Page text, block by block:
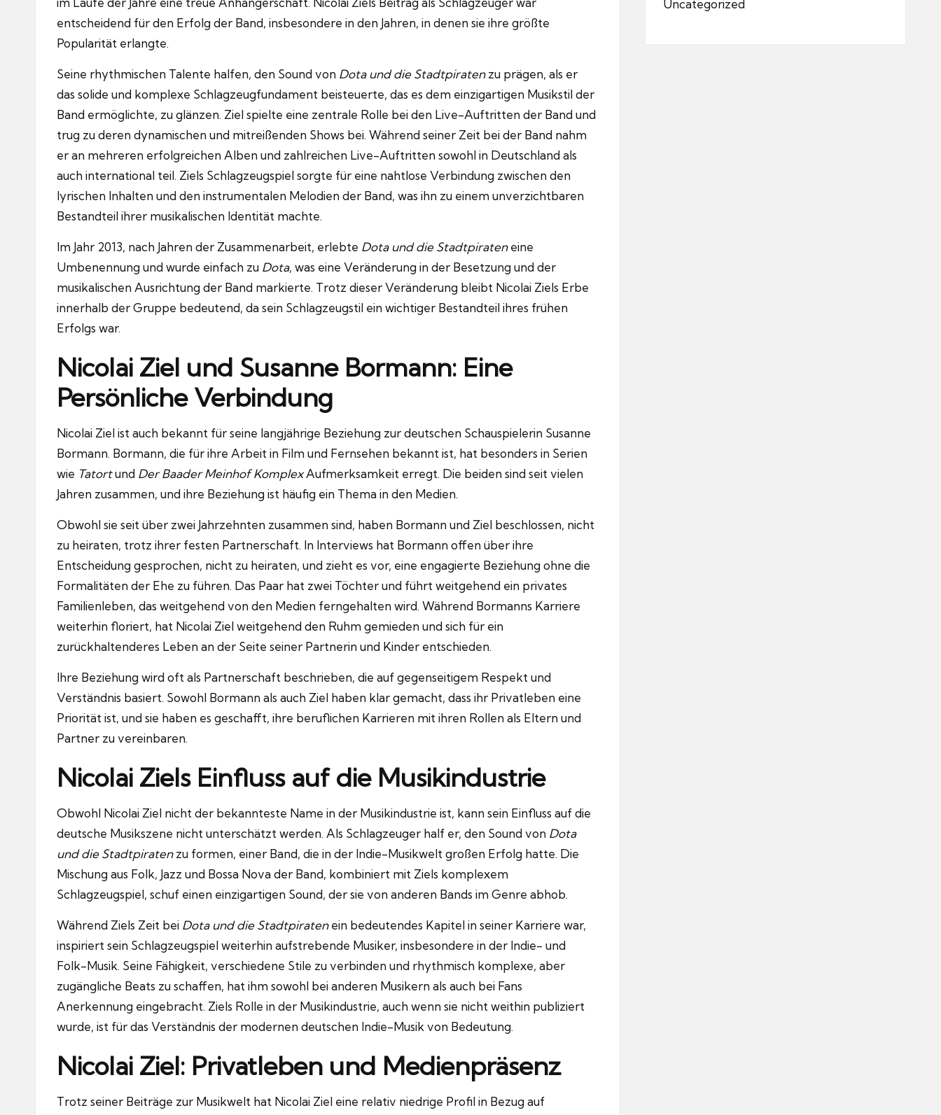
entscheidend für den Erfolg der Band, insbesondere in den Jahren, in denen sie ihre größte
Popularität erlangte.
Seine rhythmischen Talente halfen, den Sound von Dota und die Stadtpiratenzu prägen, als er
das solide und komplexe Schlagzeugfundament beisteuerte, das es dem einzigartigen Musikstil der
Band ermöglichte, zu glänzen. Ziel spielte eine zentrale Rolle bei den Live-Auftritten der Band und
trug zu deren dynamischen und mitreißenden Shows bei. Während seiner Zeit bei der Band nahm
er an mehreren erfolgreichen Alben und zahlreichen Live-Auftritten sowohl in Deutschland als
auch international teil. Ziels Schlagzeugspiel sorgte für eine nahtlose Verbindung zwischen den
lyrischen Inhalten und den instrumentalen Melodien der Band, was ihn zu einem unverzichtbaren
Bestandteil ihrer musikalischen Identität machte.
Im Jahr 2013, nach Jahren der Zusammenarbeit, erlebte Dota und die Stadtpirateneine
Umbenennung und wurde einfach zu Dota, was eine Veränderung in der Besetzung und der
musikalischen Ausrichtung der Band markierte. Trotz dieser Veränderung bleibt Nicolai Ziels Erbe
innerhalb der Gruppe bedeutend, da sein Schlagzeugstil ein wichtiger Bestandteil ihres frühen
Erfolgs war.
Nicolai Ziel und Susanne Bormann: Eine
Persönliche Verbindung
Nicolai Ziel ist auch bekannt für seine langjährige Beziehung zur deutschen Schauspielerin Susanne
Bormann. Bormann, die für ihre Arbeit in Film und Fernsehen bekannt ist, hat besonders in Serien
wie Tatortund Der Baader Meinhof KomplexAufmerksamkeit erregt. Die beiden sind seit vielen
Jahren zusammen, und ihre Beziehung ist häufig ein Thema in den Medien.
Obwohl sie seit über zwei Jahrzehnten zusammen sind, haben Bormann und Ziel beschlossen, nicht
zu heiraten, trotz ihrer festen Partnerschaft. In Interviews hat Bormann offen über ihre
Entscheidung gesprochen, nicht zu heiraten, und zieht es vor, eine engagierte Beziehung ohne die
Formalitäten der Ehe zu führen. Das Paar hat zwei Töchter und führt weitgehend ein privates
Familienleben, das weitgehend von den Medien ferngehalten wird. Während Bormanns Karriere
weiterhin floriert, hat Nicolai Ziel weitgehend den Ruhm gemieden und sich für ein
zurückhaltenderes Leben an der Seite seiner Partnerin und Kinder entschieden.
Ihre Beziehung wird oft als Partnerschaft beschrieben, die auf gegenseitigem Respekt und
Verständnis basiert. Sowohl Bormann als auch Ziel haben klar gemacht, dass ihr Privatleben eine
Priorität ist, und sie haben es geschafft, ihre beruflichen Karrieren mit ihren Rollen als Eltern und
Partner zu vereinbaren.
Nicolai Ziels Einfluss auf die Musikindustrie
Obwohl Nicolai Ziel nicht der bekannteste Name in der Musikindustrie ist, kann sein Einfluss auf die
deutsche Musikszene nicht unterschätzt werden. Als Schlagzeuger half er, den Sound von Dota
und die Stadtpiratenzu formen, einer Band, die in der Indie-Musikwelt großen Erfolg hatte. Die
Mischung aus Folk, Jazz und Bossa Nova der Band, kombiniert mit Ziels komplexem
Schlagzeugspiel, schuf einen einzigartigen Sound, der sie von anderen Bands im Genre abhob.
Während Ziels Zeit bei Dota und die Stadtpiratenein bedeutendes Kapitel in seiner Karriere war,
inspiriert sein Schlagzeugspiel weiterhin aufstrebende Musiker, insbesondere in der Indie- und
Folk-Musik. Seine Fähigkeit, verschiedene Stile zu verbinden und rhythmisch komplexe, aber
zugängliche Beats zu schaffen, hat ihm sowohl bei anderen Musikern als auch bei Fans
Anerkennung eingebracht. Ziels Rolle in der Musikindustrie, auch wenn sie nicht weithin publiziert
wurde, ist für das Verständnis der modernen deutschen Indie-Musik von Bedeutung.
Nicolai Ziel: Privatleben und Medienpräsenz
Trotz seiner Beiträge zur Musikwelt hat Nicolai Ziel eine relativ niedrige Profil in Bezug auf
Uncategorized